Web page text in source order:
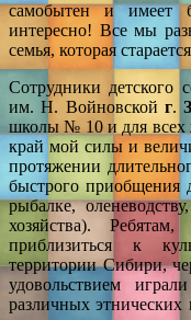
самобытен и имеет
интересно! Все мы
семья, которая
Сотрудники детского
им. Н. Войновской г.
школы № 10 и для всех
край мой силы и
протяжении
быстрого приобщения
рыбалке,
хозяйства).
приблизиться к
территории Сибири,
удовольствием
различных